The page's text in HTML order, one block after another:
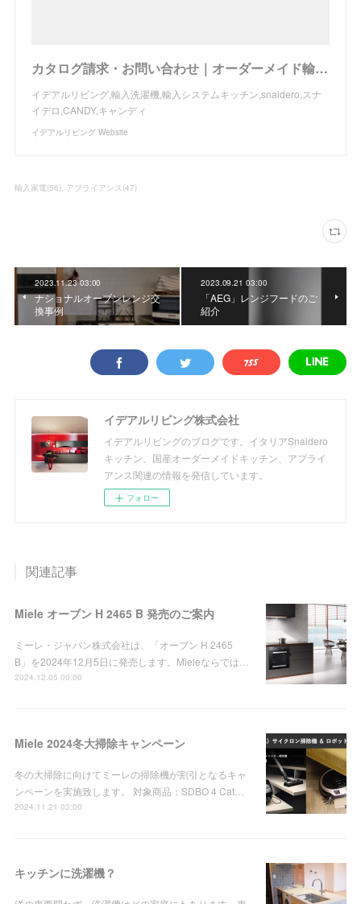
カタログ請求・お問い合わせ｜オーダーメイド輸入キッチンの設置・施工、トータルコーディネイトのイデアルリビング
イデアルリビング,輸入洗濯機,輸入システムキッチン,snaidero,スナ
イデロ,CANDY,キャンディ
イデアルリビング Website
輸入家電(56) アプライアンス(47)
2023.11.23 03:00
ナショナルオーブンレンジ交
換事例
2023.09.21 03:00
「AEG」レンジフードのご
紹介
イデアルリビング株式会社
イデアルリビングのブログです。イタリアSnaidero
キッチン、国産オーダーメイドキッチン、アプライ
アンス関連の情報を発信しています。
フォロー
関連記事
Miele オーブン H 2465 B 発売のご案内
ミーレ・ジャパン株式会社は、「オーブン H 2465
B」を2024年12月5日に発売します。Mieleならでは…
2024.12.05 00:00
Miele 2024冬大掃除キャンペーン
冬の大掃除に向けてミーレの掃除機が割引となるキャ
ンペーンを実施致します。 対象商品：SDBO 4 Cat…
2024.11.21 03:00
キッチンに洗濯機？